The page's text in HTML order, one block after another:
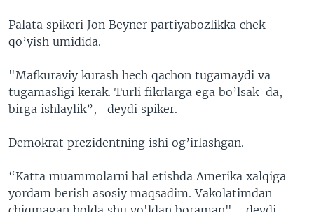
Palata spikeri Jon Beyner partiyabozlikka chek
qo’yish umidida.
"Mafkuraviy kurash hech qachon tugamaydi va
tugamasligi kerak. Turli fikrlarga ega bo’lsak-da,
birga ishlaylik”,- deydi spiker.
Demokrat prezidentning ishi og’irlashgan.
“Katta muammolarni hal etishda Amerika xalqiga
yordam berish asosiy maqsadim. Vakolatimdan